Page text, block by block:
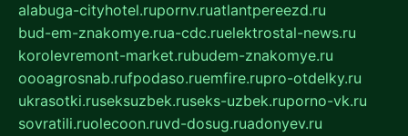
alabuga-cityhotel.rupornv.ruatlantpereezd.ru
bud-em-znakomye.rua-cdc.ruelektrostal-news.ru
korolevremont-market.rubudem-znakomye.ru
oooagrosnab.rufpodaso.ruemfire.rupro-otdelky.ru
ukrasotki.ruseksuzbek.ruseks-uzbek.ruporno-vk.ru
sovratili.ruolecoon.ruvd-dosug.ruadonyev.ru